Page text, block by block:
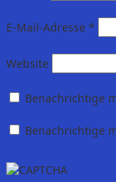
E-Mail-Adresse *
Website
Benachrichtige
Benachrichtige